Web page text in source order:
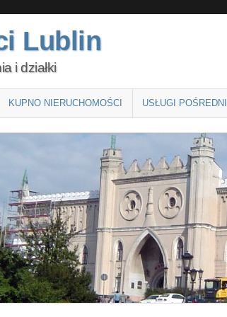
Lublin
i działki
KUPNO NIERUCHOMOŚCI USŁUGI